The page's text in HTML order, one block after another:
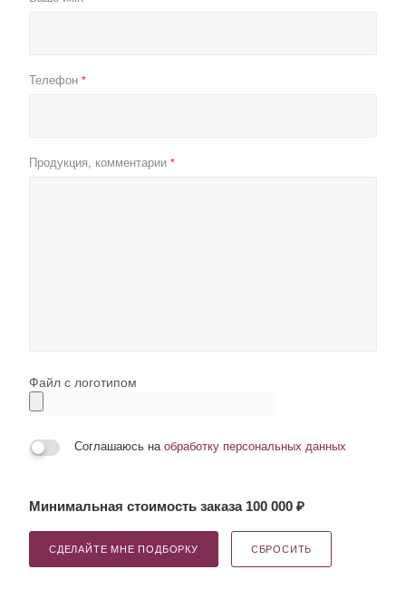
Телефон *
Продукция, комментарии *
Файл с логотипом
Соглашаюсь на обработку персональных данных
Минимальная стоимость заказа 100 000 ₽
СДЕЛАЙТЕ МНЕ ПОДБОРКУ СБРОСИТЬ